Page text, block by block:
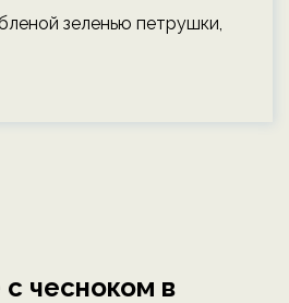
зеленью петрушки,
чесноком в